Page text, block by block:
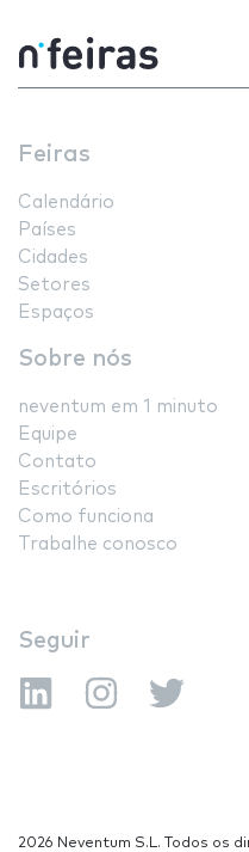
Feiras
Calendário
Países
Cidades
Setores
Espaços
Sobre nós
neventum em 1 minuto
Equipe
Contato
Escritórios
Como funciona
Trabalhe conosco
Seguir
2026 Neventum S.L. Todos os